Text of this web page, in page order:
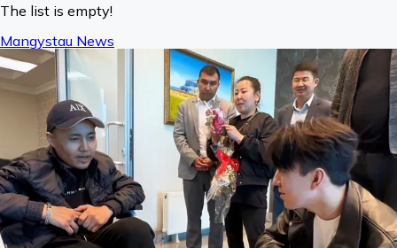
The list is empty!
Mangystau News